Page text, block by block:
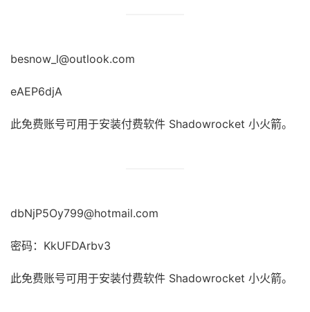
besnow_l@outlook.com
eAEP6djA
此免费账号可用于安装付费软件 Shadowrocket 小火箭。
dbNjP5Oy799@hotmail.com
密码：KkUFDArbv3
此免费账号可用于安装付费软件 Shadowrocket 小火箭。